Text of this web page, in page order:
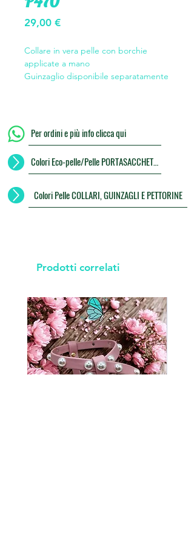
29,00 €Prezzo
Collare in vera pelle con borchie
applicate a mano
Guinzaglio disponibile separatamente
Per ordini e più info clicca qui
Colori Eco-pelle/Pelle PORTASACCHETTI
Colori Pelle COLLARI, GUINZAGLI E PETTORINE
Prodotti correlati